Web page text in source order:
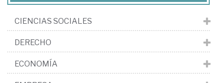
CIENCIAS SOCIALES
DERECHO
ECONOMÍA